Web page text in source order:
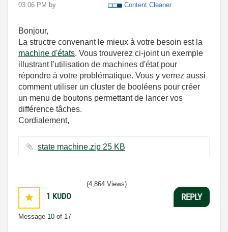
03:06 PM by Content Cleaner
Bonjour,
La structre convenant le mieux à votre besoin est la
machine d'états. Vous trouverez ci-joint un exemple
illustrant l'utilisation de machines d'état pour
répondre à votre problématique. Vous y verrez aussi
comment utiliser un cluster de booléens pour créer
un menu de boutons permettant de lancer vos
différence tâches.
Cordialement,
state machine.zip ‏25 KB
1 KUDO
Message 10 of 17
(4,864 Views)
REPLY